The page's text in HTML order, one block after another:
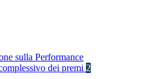
sulla Performance
dei premi 2